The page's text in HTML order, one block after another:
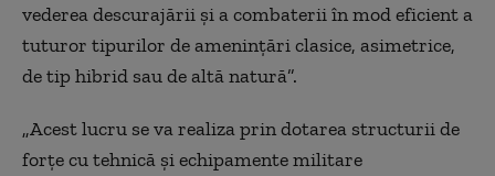
vederea descurajării și a combaterii în mod eficient a
tuturor tipurilor de amenințări clasice, asimetrice,
de tip hibrid sau de altă natură”.
„Acest lucru se va realiza prin dotarea structurii de
forțe cu tehnică și echipamente militare